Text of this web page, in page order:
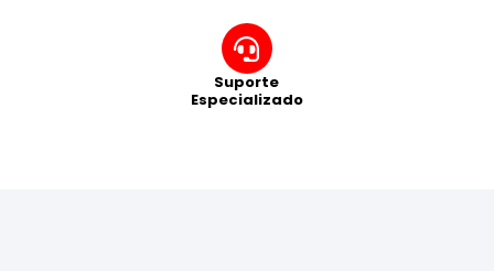
Suporte
Especializado